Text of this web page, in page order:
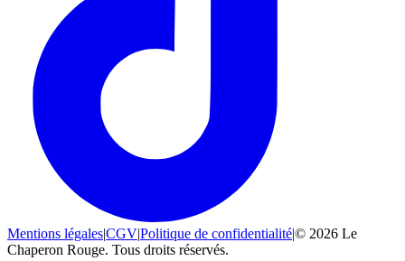
Mentions légales|CGV|Politique de confidentialité|© 2026 Le
Chaperon Rouge. Tous droits réservés.